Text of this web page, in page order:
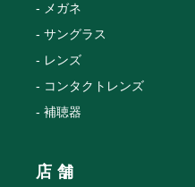
メガネ
サングラス
レンズ
コンタクトレンズ
補聴器
店 舗